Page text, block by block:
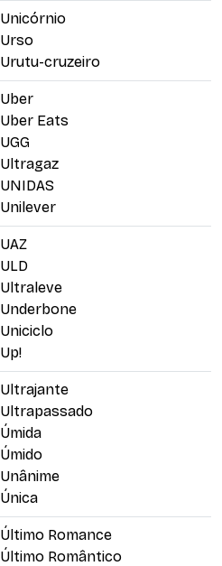
Unicórnio
Urso
Urutu-cruzeiro
Uber
Uber Eats
UGG
Ultragaz
UNIDAS
Unilever
UAZ
ULD
Ultraleve
Underbone
Uniciclo
Up!
Ultrajante
Ultrapassado
Úmida
Úmido
Unânime
Única
Último Romance
Último Romântico